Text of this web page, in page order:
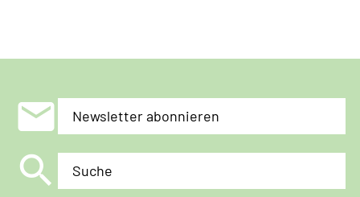
mail Newsletter abonnieren
search Suche